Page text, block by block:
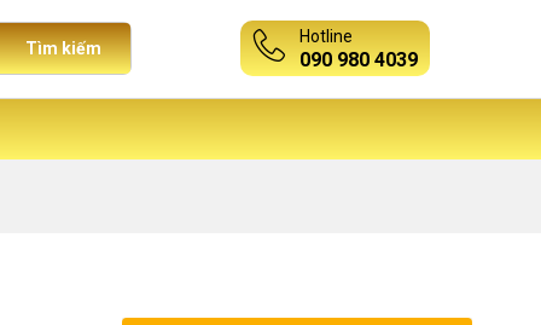
Tìm kiếm
Hotline
090 980 4039